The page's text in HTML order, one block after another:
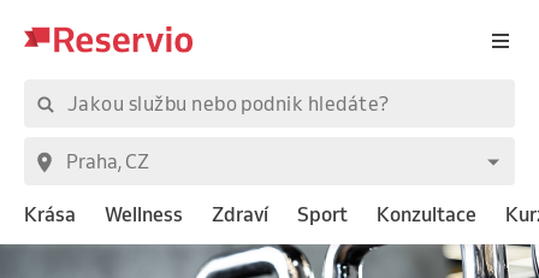
Krása Wellness Zdraví Sport Konzultace